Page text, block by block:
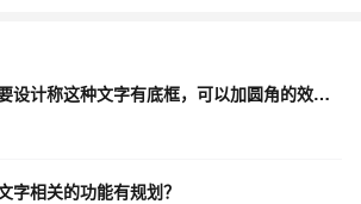
在智能媒体服务如果要设计称这种文字有底框，可以加圆角的效果 在云剪辑timeline中怎么搭配出来？
字相关的功能有规划？